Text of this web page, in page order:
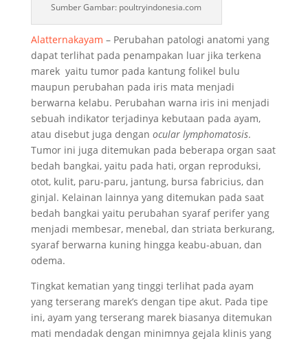
Sumber Gambar: poultryindonesia.com
Alatternakayam – Perubahan patologi anatomi yang
dapat terlihat pada penampakan luar jika terkena
marek yaitu tumor pada kantung folikel bulu
maupun perubahan pada iris mata menjadi
berwarna kelabu. Perubahan warna iris ini menjadi
sebuah indikator terjadinya kebutaan pada ayam,
atau disebut juga dengan ocular lymphomatosis.
Tumor ini juga ditemukan pada beberapa organ saat
bedah bangkai, yaitu pada hati, organ reproduksi,
otot, kulit, paru-paru, jantung, bursa fabricius, dan
ginjal. Kelainan lainnya yang ditemukan pada saat
bedah bangkai yaitu perubahan syaraf perifer yang
menjadi membesar, menebal, dan striata berkurang,
syaraf berwarna kuning hingga keabu-abuan, dan
odema.
Tingkat kematian yang tinggi terlihat pada ayam
yang terserang marek’s dengan tipe akut. Pada tipe
ini, ayam yang terserang marek biasanya ditemukan
mati mendadak dengan minimnya gejala klinis yang